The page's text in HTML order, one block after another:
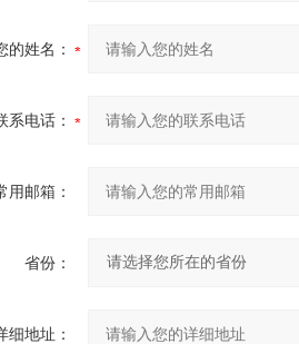
的姓名：
系电话：
用邮箱：
省份：
细地址：